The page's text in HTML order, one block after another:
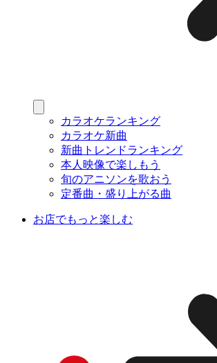
カラオケランキング
カラオケ新曲
新曲トレンドランキング
本人映像で楽しもう
旬のアニソンを歌おう
定番曲・盛り上がる曲
お店でもっと楽しむ